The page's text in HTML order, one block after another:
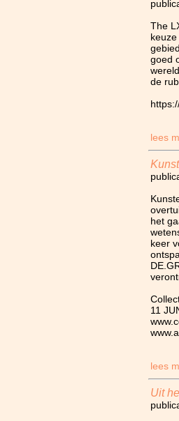
The
goed
de
lees
het
keer
11
lees
Uit